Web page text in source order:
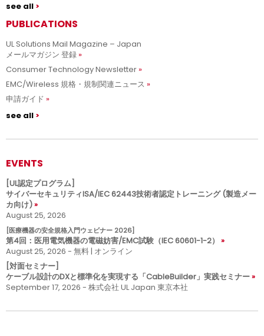
see all
PUBLICATIONS
UL Solutions Mail Magazine – Japan
メールマガジン 登録
Consumer Technology Newsletter
EMC/Wireless 規格・規制関連ニュース
申請ガイド
see all
EVENTS
[UL認定プログラム]
サイバーセキュリティISA/IEC 62443技術者認定トレーニング (製造メー
カ向け)
August 25, 2026
[医療機器の安全規格入門ウェビナー 2026]
第4回：医用電気機器の電磁妨害/EMC試験（IEC 60601-1-2）
August 25, 2026 - 無料 | オンライン
[対面セミナー]
ケーブル設計のDXと標準化を実現する「CableBuilder」実践セミナー
September 17, 2026 - 株式会社 UL Japan 東京本社